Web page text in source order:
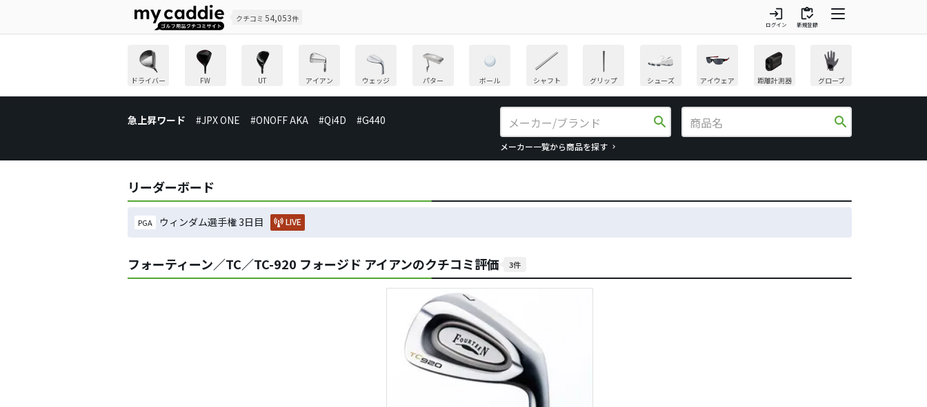
クチコミ 54,053件 login
ログイン
inventory
新規登録
ドライバー FW UT アイアン ウェッジ パター ボール シャフト グリップ シューズ アイウェア 距離計測器 グローブ
急上昇ワード #JPX ONE #ONOFF AKA #Qi4D #G440 search
メーカー一覧から商品を探す
search
リーダーボード
PGA ウィンダム選手権 3日目 LIVE
フォーティーン／TC／TC-920 フォージド アイアンのクチコミ評価 3件